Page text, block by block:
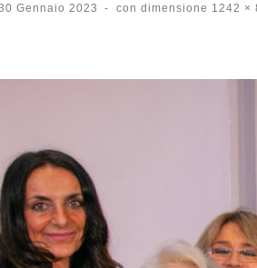
Gennaio 2023 - con dimensione 1242 ×